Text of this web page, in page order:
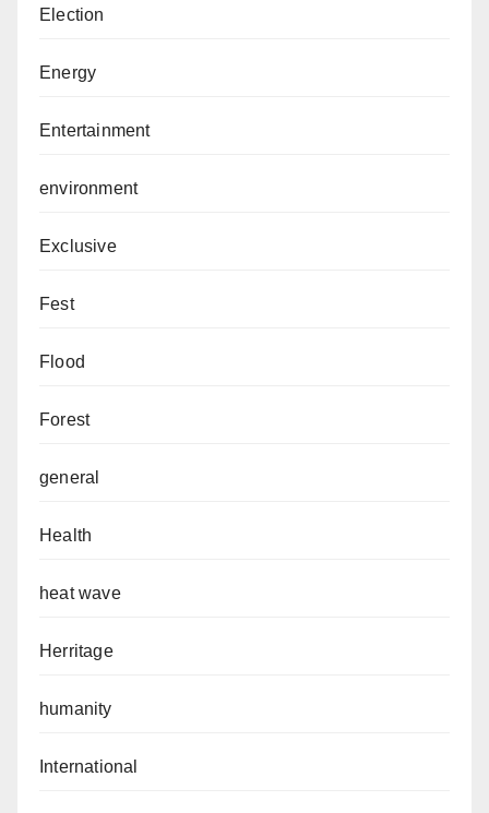
Election
Energy
Entertainment
environment
Exclusive
Fest
Flood
Forest
general
Health
heat wave
Herritage
humanity
International